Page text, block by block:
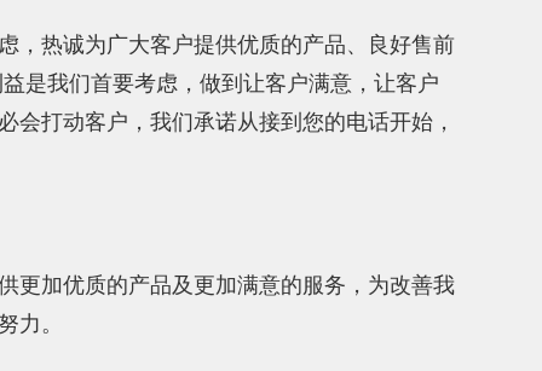
，热诚为广大客户提供优质的产品、良好售前
是我们首要考虑，做到让客户满意，让客户
打动客户，我们承诺从接到您的电话开始，
更加优质的产品及更加满意的服务，为改善我
力。